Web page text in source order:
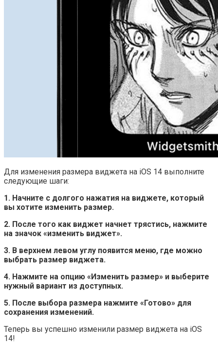
Для изменения размера виджета на iOS 14 выполните
следующие шаги:
1. Начните с долгого нажатия на виджете, который
вы хотите изменить размер.
2. После того как виджет начнет трястись, нажмите
на значок «изменить виджет».
3. В верхнем левом углу появится меню, где можно
выбрать размер виджета.
4. Нажмите на опцию «Изменить размер» и выберите
нужный вариант из доступных.
5. После выбора размера нажмите «Готово» для
сохранения изменений.
Теперь вы успешно изменили размер виджета на iOS
14!